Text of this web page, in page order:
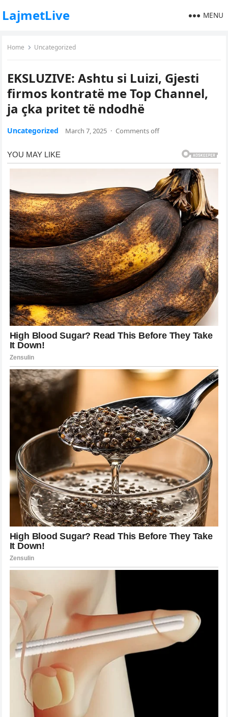
LajmetLive MENU
Home Uncategorized
EKSLUZIVE: Ashtu si Luizi, Gjesti
firmos kontratë me Top Channel,
ja çka pritet të ndodhë
Uncategorized March 7, 2025 · Comments off